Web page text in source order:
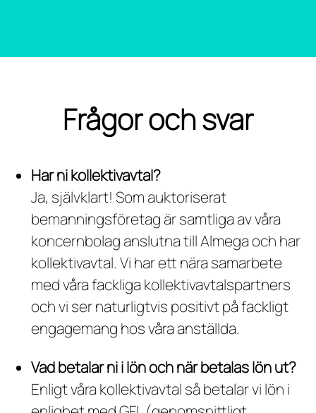
Frågor och svar
Har ni kollektivavtal?
Ja, självklart! Som auktoriserat
bemanningsföretag är samtliga av våra
koncernbolag anslutna till Almega och har
kollektivavtal. Vi har ett nära samarbete
med våra fackliga kollektivavtalspartners
och vi ser naturligtvis positivt på fackligt
engagemang hos våra anställda.
Vad betalar ni i lön och när betalas lön ut?
Enligt våra kollektivavtal så betalar vi lön i